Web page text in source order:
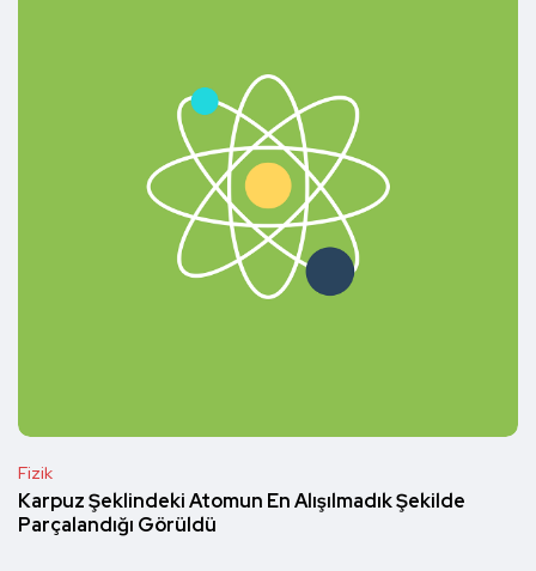
Fizik
Karpuz Şeklindeki Atomun En Alışılmadık Şekilde
Parçalandığı Görüldü